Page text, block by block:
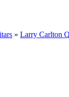
» Larry Carlton